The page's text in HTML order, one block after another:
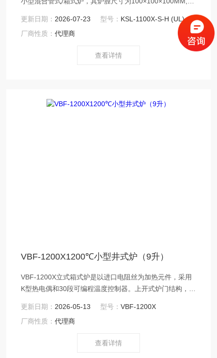
设备配有石英炉管和不锈钢密封法兰，可对样品在真空或
气氛保护环境下进行热处理。设备最高温度可达1100℃，
而且功率仅仅为500-700W。另外设备体积较小可放入到手
更新日期： 2026-07-23 型号： KSL-1100X-S-H (UL)
厂商性质：代理商
查看详情
VBF-1200X1200℃小型井式炉（9升）
VBF-1200X立式箱式炉是以进口电阻丝为加热元件，采用
K型热电偶和30段可编程温度控制器。上开式炉门结构，方
表面温度低、升降温度速率快、节能等优点。是高校、科
研院所、工矿企业做高温烧结、金属退火、质量检测用的
更新日期： 2026-05-13 型号：VBF-1200X
厂商性质：代理商
查看详情